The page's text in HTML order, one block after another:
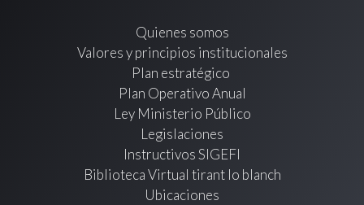
Quienes somos
Valores y principios institucionales
Plan estratégico
Plan Operativo Anual
Ley Ministerio Público
Legislaciones
Instructivos SIGEFI
Biblioteca Virtual tirant lo blanch
Ubicaciones